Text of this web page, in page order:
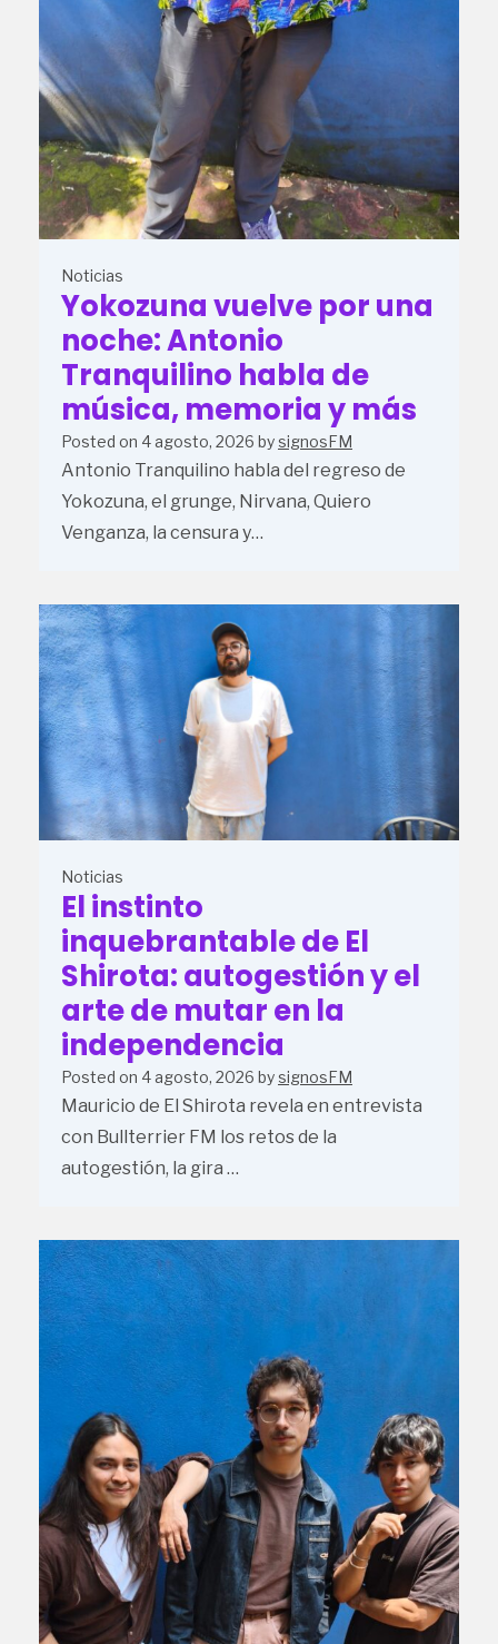
Noticias
Yokozuna vuelve por una
noche: Antonio
Tranquilino habla de
música, memoria y más
Posted on 4 agosto, 2026 bysignosFM
Antonio Tranquilino habla del regreso de
Yokozuna, el grunge, Nirvana, Quiero
Venganza, la censura y…
Noticias
El instinto
inquebrantable de El
Shirota: autogestión y el
arte de mutar en la
independencia
Posted on 4 agosto, 2026 bysignosFM
Mauricio de El Shirota revela en entrevista
con Bullterrier FM los retos de la
autogestión, la gira …